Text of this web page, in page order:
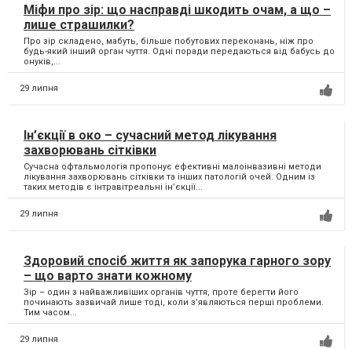
Міфи про зір: що насправді шкодить очам, а що –
лише страшилки?
Про зір складено, мабуть, більше побутових переконань, ніж про
будь-який інший орган чуття. Одні поради передаються від бабусь до
онуків,...
29 липня
Ін’єкції в око – сучасний метод лікування
захворювань сітківки
Сучасна офтальмологія пропонує ефективні малоінвазивні методи
лікування захворювань сітківки та інших патологій очей. Одним із
таких методів є інтравітреальні ін’єкції...
29 липня
Здоровий спосіб життя як запорука гарного зору
– що варто знати кожному
Зір – один з найважливіших органів чуття, проте берегти його
починають зазвичай лише тоді, коли з’являються перші проблеми.
Тим часом...
29 липня